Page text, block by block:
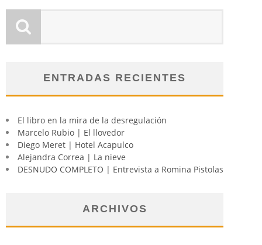
ENTRADAS RECIENTES
El libro en la mira de la desregulación
Marcelo Rubio | El llovedor
Diego Meret | Hotel Acapulco
Alejandra Correa | La nieve
DESNUDO COMPLETO | Entrevista a Romina Pistolas
ARCHIVOS